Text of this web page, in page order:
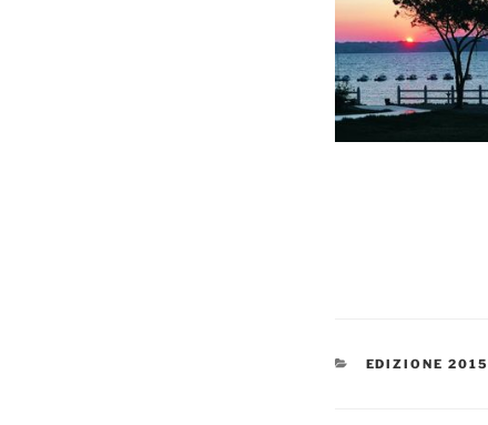
CATEGORIE
EDIZIONE 2015